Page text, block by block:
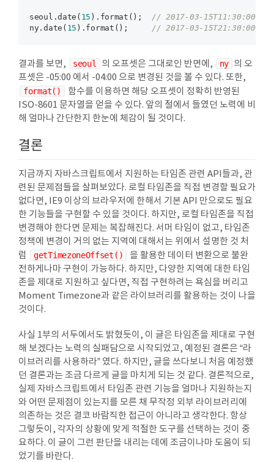
seoul.date( 15 ).format(); // 2017-03-
ny.date( 15 ).format(); // 2017-03-15T21:30:00-
결과를 보면, seoul 의 오프셋은 그대로인 반면에, ny 의 오
프셋은 -05:00 에서 -04:00 으로 변경된 것을 볼 수 있다. 또한,
format()
함수를 이용하면 해당 오프셋이 정확히 반영된
ISO-8601 문자열을 얻을 수 있다. 앞의 절에서 들였던 노력에 비
해 얼마나 간단한지 한눈에 체감이 될 것이다.
결론
지금까지 자바스크립트에서 지원하는 타임존 관련 API들과, 관
련된 문제점들을 살펴보았다. 로컬 타임존을 직접 변경할 필요가
없다면, IE9 이상의 브라우저에 한해서 기본 API 만으로도 필요
한 기능들을 구현할 수 있을 것이다. 하지만, 로컬 타임존을 직접
변경해야 한다면 문제는 복잡해진다. 서머 타임이 없고, 타임존
정책에 변경이 거의 없는 지역에 대해서는 위에서 설명한 것 처
럼
getTimezoneOffset()
을 활용한 데이터 변환으로 불완
전하게나마 구현이 가능하다. 하지만, 다양한 지역에 대한 타임
존을 제대로 지원하고 싶다면, 직접 구현하려는 욕심을 버리고
Moment Timezone과 같은 라이브러리를 활용하는 것이 나을
것이다.
사실 1부의 서두에서도 밝혔듯이, 이 글은 타임존을 제대로 구현
해 보겠다는 노력의 실패담으로 시작되었고, 예정된 결론은 “라
이브러리를 사용하라” 였다. 하지만, 글을 쓰다보니 처음 예정했
던 결론과는 조금 다르게 글을 마치게 되는 것 같다. 결론적으로,
실제 자바스크립트에서 타임존 관련 기능을 얼마나 지원하는지
와 어떤 문제점이 있는지를 모른 채 무작정 외부 라이브러리에
의존하는 것은 결코 바람직한 접근이 아니라고 생각한다. 항상
그렇듯이, 각자의 상황에 맞게 적절한 도구를 선택하는 것이 중
요하다. 이 글이 그런 판단을 내리는 데에 조금이나마 도움이 되
었기를 바란다.